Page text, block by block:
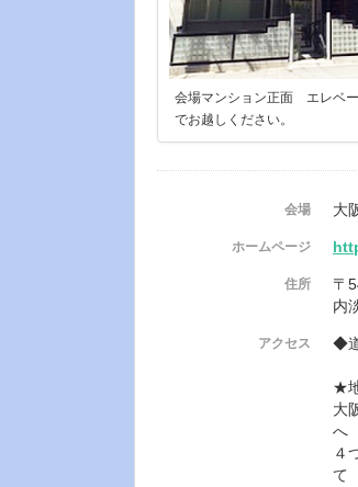
会場マンション正面 エレベ
でお越しください。
会場 大
ホームページ
住所
〒
内
アクセス ◆
★
大
へ
４
て